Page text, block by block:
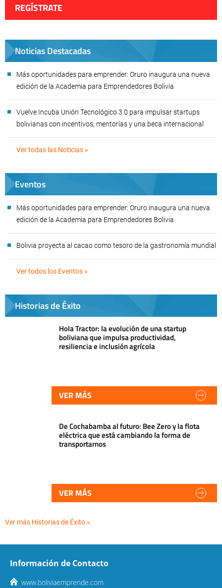
REGÍSTRATE
Noticias Destacadas
Más oportunidades para emprender: Oruro inaugura una nueva
edición de la Academia para Emprendedores Bolivia
Vuelve Incuba Unión Tecnológico 3.0 para impulsar startups
bolivianas con incentivos, mentorías y una beca internacional
Ver todas las Noticias »
Eventos
Más oportunidades para emprender: Oruro inaugura una nueva
edición de la Academia para Emprendedores Bolivia
Bolivia proyecta al cacao como tesoro de la gastronomía mundial
Ver todos los Eventos »
Historias de Éxito
Hola Tractor: la evolución de una startup
boliviana que impulsa productividad,
resiliencia e inclusión agrícola
VER MÁS
De Cochabamba al futuro: Bee Zero y la flota
eléctrica que está cambiando la forma de
transportarnos
VER MÁS
Ver más Historias de Éxito »
Información de Contacto
www.boliviaemprende.com